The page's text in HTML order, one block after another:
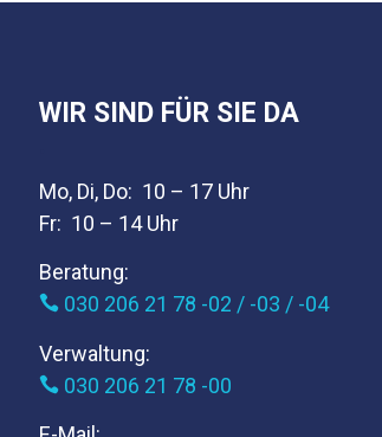
WIR SIND FÜR SIE DA
Mo, Di, Do: 10 – 17 Uhr
Fr: 10 – 14 Uhr
Beratung:
 030 206 21 78 -02 / -03 / -04
Verwaltung:
 030 206 21 78 -00